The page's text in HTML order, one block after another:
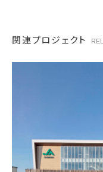
関連プロジェクト